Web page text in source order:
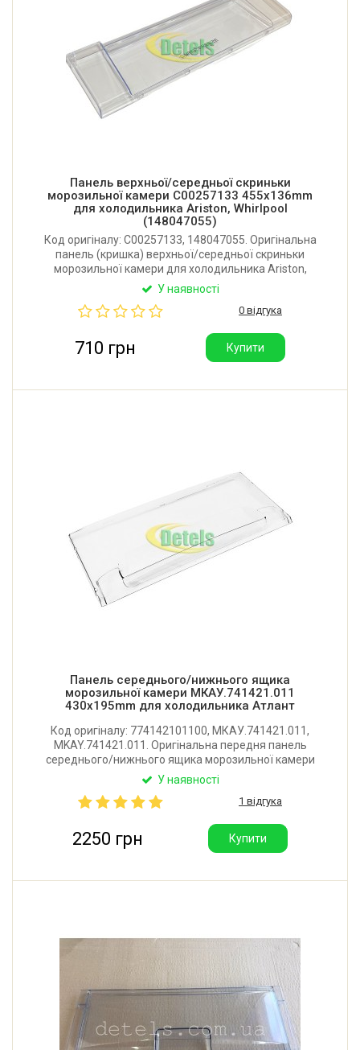
Панель верхньої/середньої скриньки
морозильної камери C00257133 455x136mm
для холодильника Ariston, Whirlpool
(148047055)
Код оригіналу: C00257133, 148047055. Оригінальна
панель (кришка) верхньої/середньої скриньки
морозильної камери для холодильника Ariston,
Hotpoint-Ariston, Whirlpool. Розмір: 455x136 мм.
У наявності
0 відгука
710 грн Купити
Панель середнього/нижнього ящика
морозильної камери МКАУ.741421.011
430x195mm для холодильника Атлант
Код оригіналу: 774142101100, МКАУ.741421.011,
MKAY.741421.011. Оригінальна передня панель
середнього/нижнього ящика морозильної камери
для холодильника Атлант. Розмір: 430x195 мм.
У наявності
1 відгука
2250 грн Купити